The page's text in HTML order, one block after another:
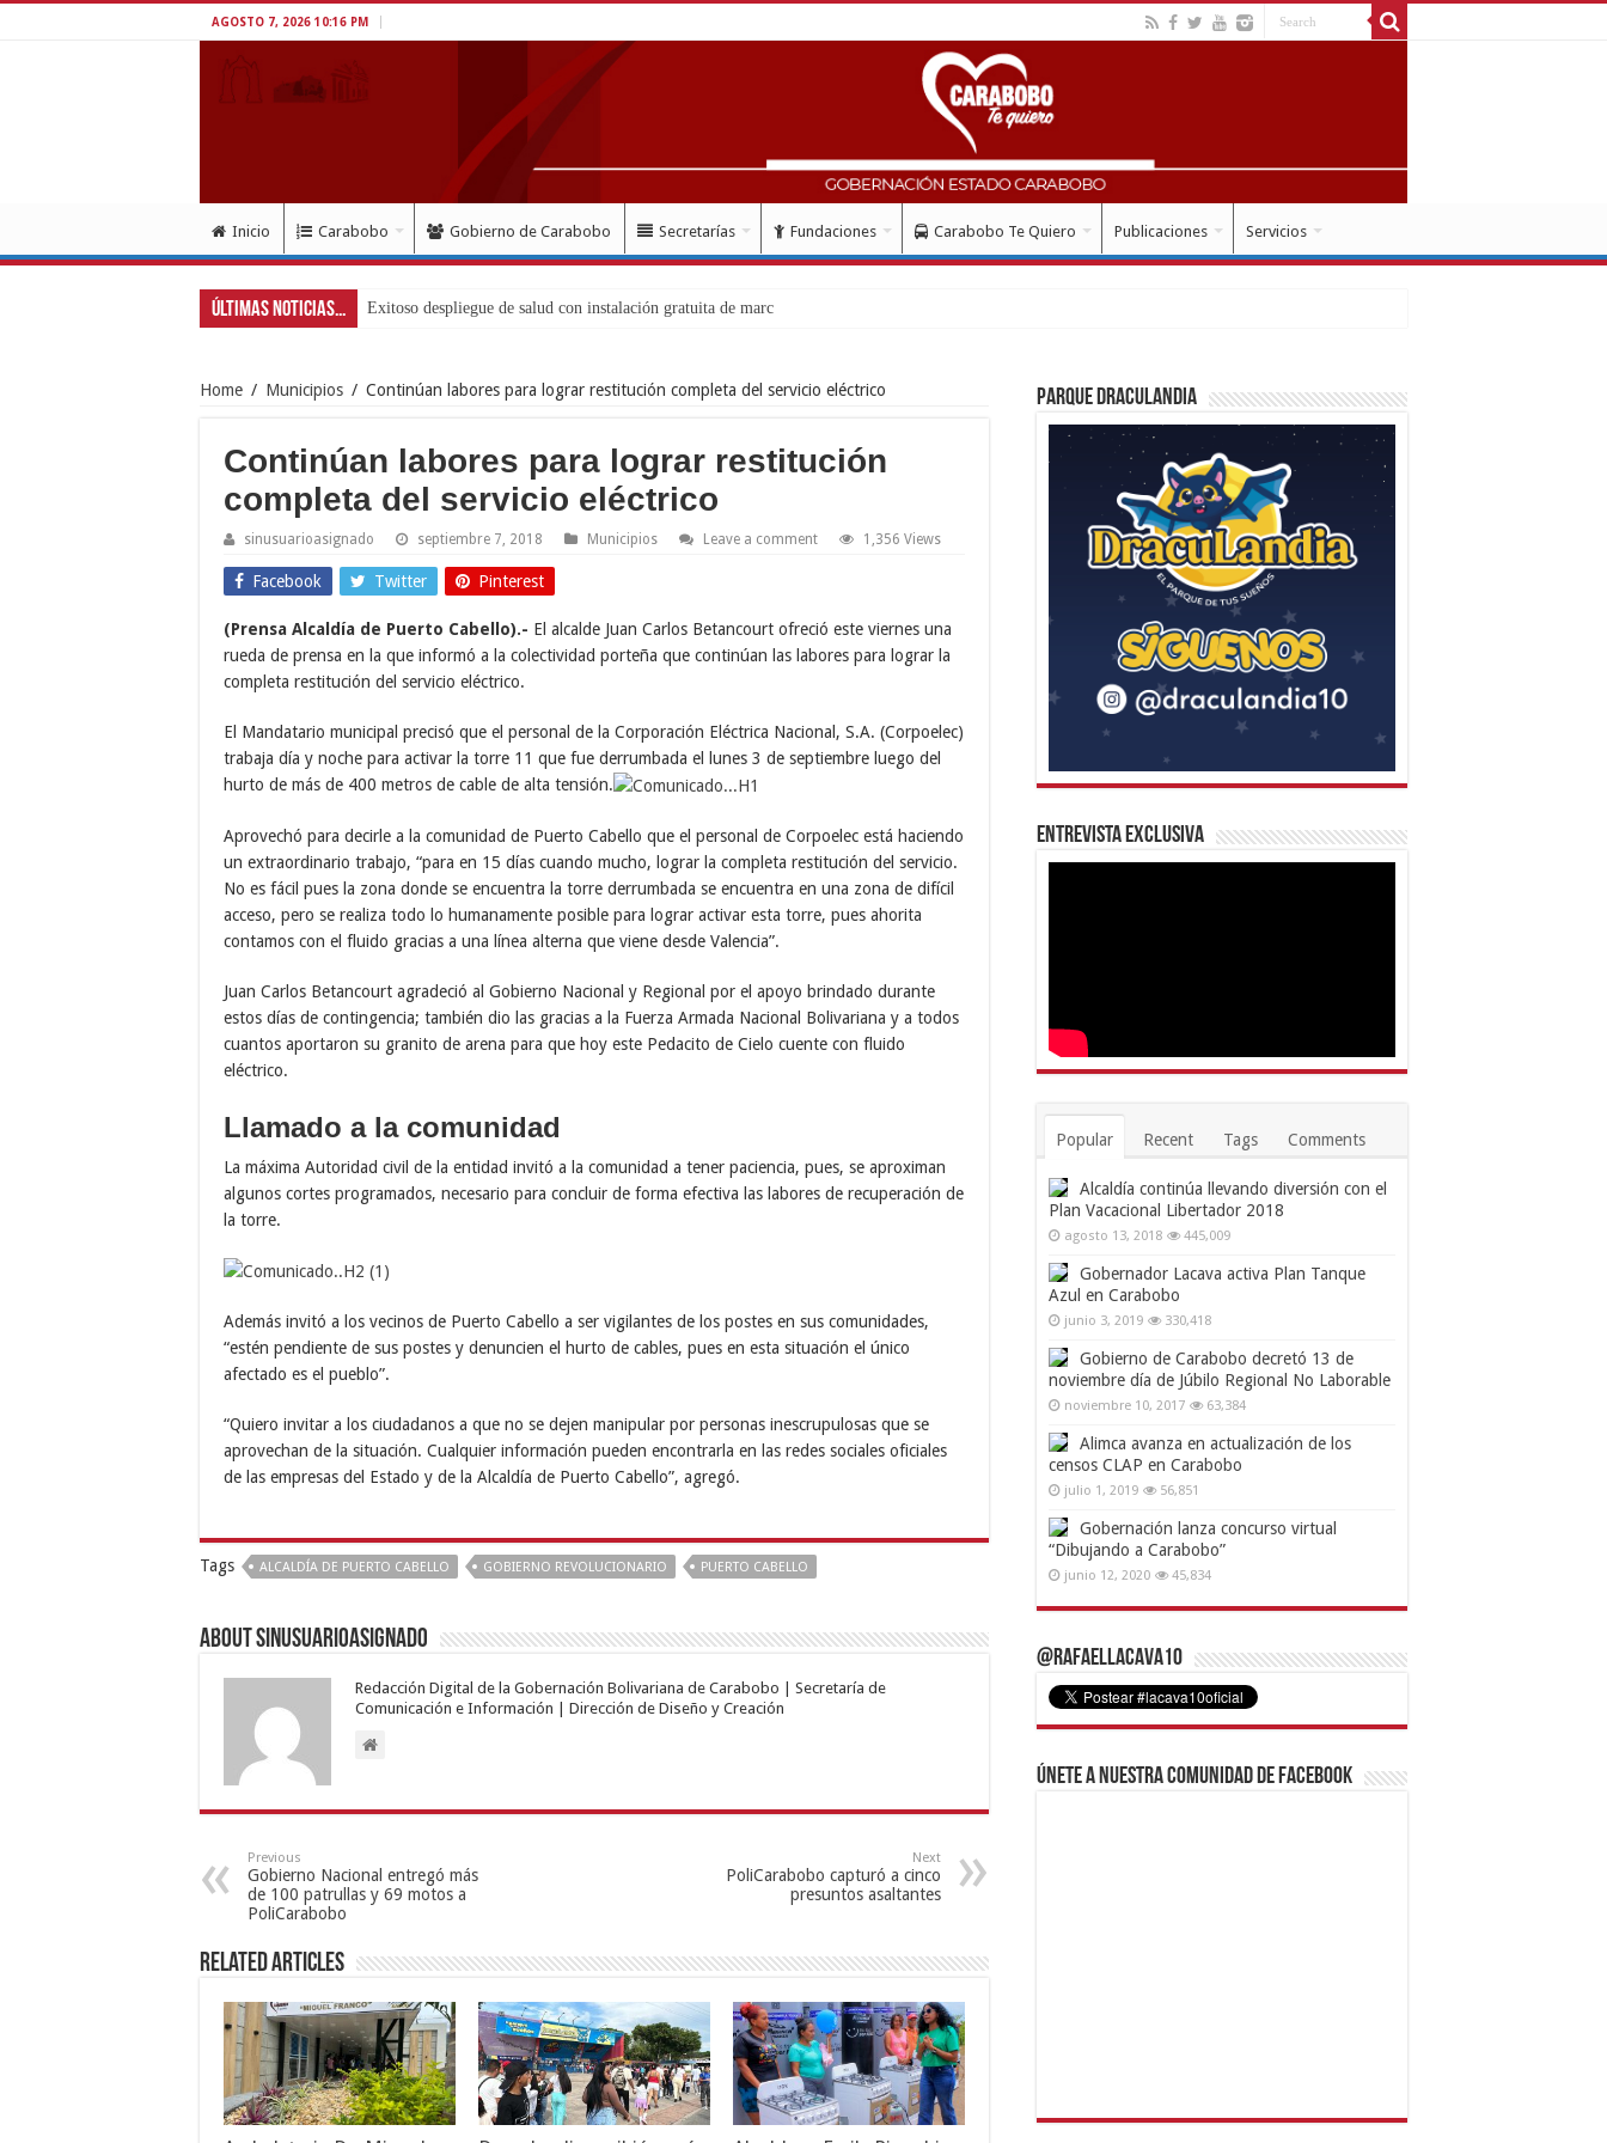
AGOSTO 7, 2026 10:16 PM
Inicio Carabobo Gobierno de Carabobo Secretarías Fundaciones Carabobo Te Quiero Publicaciones Servicios
Últimas Noticias...
Home / Municipios / Continúan labores para lograr restitución completa del servicio eléctrico
Continúan labores para lograr restitución
completa del servicio eléctrico
sinusuarioasignado septiembre 7, 2018 Municipios Leave a comment 1,356 Views
Facebook Twitter Pinterest
(Prensa Alcaldía de Puerto Cabello).- El alcalde Juan Carlos Betancourt ofreció este viernes una
rueda de prensa en la que informó a la colectividad porteña que continúan las labores para lograr la
completa restitución del servicio eléctrico.
El Mandatario municipal precisó que el personal de la Corporación Eléctrica Nacional, S.A. (Corpoelec)
trabaja día y noche para activar la torre 11 que fue derrumbada el lunes 3 de septiembre luego del
hurto de más de 400 metros de cable de alta tensión.
Aprovechó para decirle a la comunidad de Puerto Cabello que el personal de Corpoelec está haciendo
un extraordinario trabajo, “para en 15 días cuando mucho, lograr la completa restitución del servicio.
No es fácil pues la zona donde se encuentra la torre derrumbada se encuentra en una zona de difícil
acceso, pero se realiza todo lo humanamente posible para lograr activar esta torre, pues ahorita
contamos con el fluido gracias a una línea alterna que viene desde Valencia”.
Juan Carlos Betancourt agradeció al Gobierno Nacional y Regional por el apoyo brindado durante
estos días de contingencia; también dio las gracias a la Fuerza Armada Nacional Bolivariana y a todos
cuantos aportaron su granito de arena para que hoy este Pedacito de Cielo cuente con fluido
eléctrico.
Llamado a la comunidad
La máxima Autoridad civil de la entidad invitó a la comunidad a tener paciencia, pues, se aproximan
algunos cortes programados, necesario para concluir de forma efectiva las labores de recuperación de
la torre.
Además invitó a los vecinos de Puerto Cabello a ser vigilantes de los postes en sus comunidades,
“estén pendiente de sus postes y denuncien el hurto de cables, pues en esta situación el único
afectado es el pueblo”.
“Quiero invitar a los ciudadanos a que no se dejen manipular por personas inescrupulosas que se
aprovechan de la situación. Cualquier información pueden encontrarla en las redes sociales oficiales
de las empresas del Estado y de la Alcaldía de Puerto Cabello”, agregó.
Tags ALCALDÍA DE PUERTO CABELLO GOBIERNO REVOLUCIONARIO PUERTO CABELLO
About sinusuarioasignado
Redacción Digital de la Gobernación Bolivariana de Carabobo | Secretaría de
Comunicación e Información | Dirección de Diseño y Creación
Previous
Gobierno Nacional entregó más
de 100 patrullas y 69 motos a
PoliCarabobo
Next
PoliCarabobo capturó a cinco
presuntos asaltantes
Related Articles
Parque Draculandia
Entrevista Exclusiva
Popular Recent Tags Comments
Alcaldía continúa llevando diversión con el
Plan Vacacional Libertador 2018
agosto 13, 2018 445,009
Gobernador Lacava activa Plan Tanque
Azul en Carabobo
junio 3, 2019 330,418
Gobierno de Carabobo decretó 13 de
noviembre día de Júbilo Regional No Laborable
noviembre 10, 2017 63,384
Alimca avanza en actualización de los
censos CLAP en Carabobo
julio 1, 2019 56,851
Gobernación lanza concurso virtual
“Dibujando a Carabobo”
junio 12, 2020 45,834
@RafaelLacava10
Únete a nuestra comunidad de Facebook